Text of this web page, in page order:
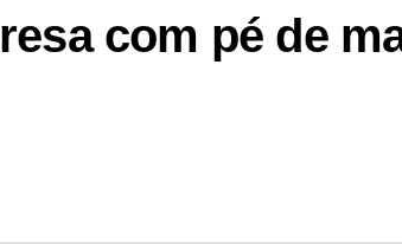
com pé de